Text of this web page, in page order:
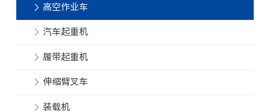
高空作业车
汽车起重机
履带起重机
伸缩臂叉车
装载机